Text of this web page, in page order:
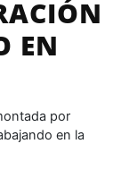
EN
por
en la